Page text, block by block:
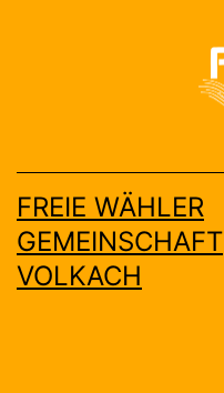
FREIE WÄHLER
GEMEINSCHAFT
VOLKACH